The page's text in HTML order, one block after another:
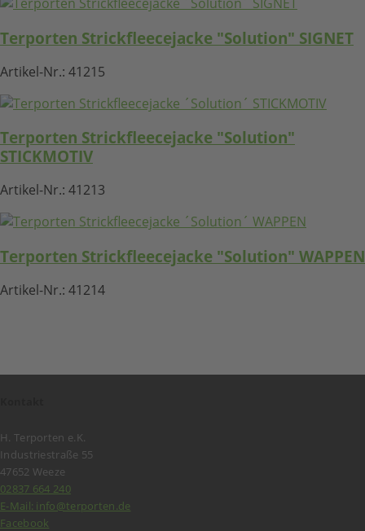
Terporten Strickfleecejacke "Solution" SIGNET
Artikel-Nr.: 41215
Terporten Strickfleecejacke "Solution"
STICKMOTIV
Artikel-Nr.: 41213
Terporten Strickfleecejacke "Solution" WAPPEN
Artikel-Nr.: 41214
H. Terporten e.K.
Industriestraße 55
47652 Weeze
02837 664 240
E-Mail: info@terporten.de
Facebook